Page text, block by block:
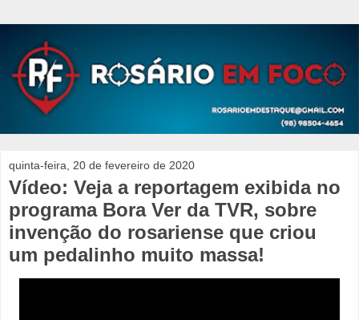
quinta-feira, 20 de fevereiro de 2020
Vídeo: Veja a reportagem exibida no
programa Bora Ver da TVR, sobre
invenção do rosariense que criou
um pedalinho muito massa!